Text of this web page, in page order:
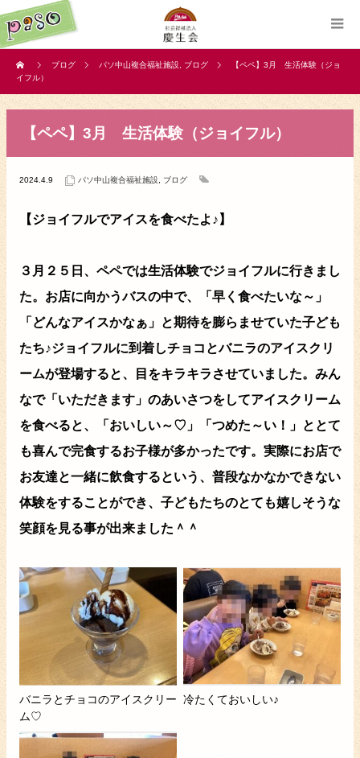
ブログ パソ中山複合福祉施設 ブログ
【ペペ】3月 生活体験（ジョ
イフル）
【ペペ】3月 生活体験（ジョイフル）
2024.4.9 パソ中山複合福祉施設 ブログ
【ジョイフルでアイスを食べたよ♪】
３月２５日、ペペでは生活体験でジョイフルに行きまし
た。お店に向かうバスの中で、「早く食べたいな～」
「どんなアイスかなぁ」と期待を膨らませていた子ども
たち♪ジョイフルに到着しチョコとバニラのアイスクリ
ームが登場すると、目をキラキラさせていました。みん
なで「いただきます」のあいさつをしてアイスクリーム
を食べると、「おいしい～♡」「つめた～い！」ととて
も喜んで完食するお子様が多かったです。実際にお店で
お友達と一緒に飲食するという、普段なかなかできない
体験をすることができ、子どもたちのとても嬉しそうな
笑顔を見る事が出来ました＾＾
バニラとチョコのアイスクリー
ム♡
冷たくておいしい♪